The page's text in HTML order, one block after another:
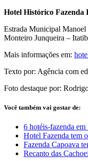
Hotel Histórico Fazenda
Estrada Municipal
Monteiro Junqueira –
Mais informações em:
Texto por: Agência com
Foto destaque por:
Você também vai gostar de:
6 hotéis-fazenda em
Hotel Fazenda tem
Fazenda Capoava
Recanto das